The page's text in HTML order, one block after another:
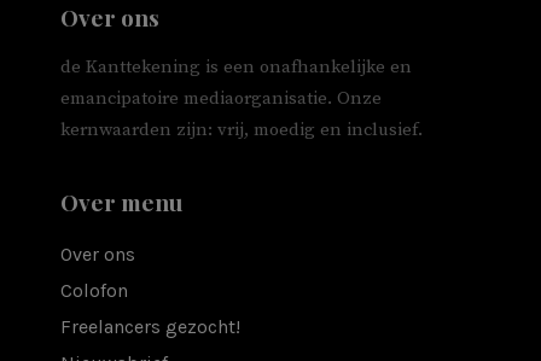
Over ons
de Kanttekening is een onafhankelijke en
emancipatoire mediaorganisatie. Onze
kernwaarden zijn: vrij, moedig en inclusief.
Over menu
Over ons
Colofon
Freelancers gezocht!